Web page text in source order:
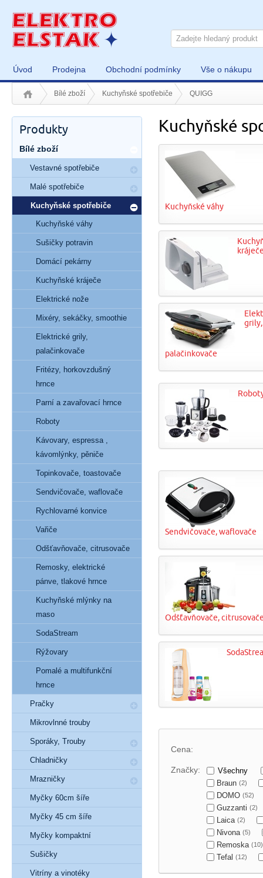
Úvod Prodejna Obchodní podmínky Vše o nákupu
Bílé zboží Kuchyňské spotřebiče QUIGG
Kuchyňské
Kuchyňské váhy
grily,
palačinkovače
Sendvičovače, waflovače
Odšťavňovače,
Cena:
Značky:
Všechny
Braun (2)
DOMO (52)
Guzzanti (2)
Laica (2)
Nivona (5)
Remoska (10)
Tefal (12)
Produkty
Bílé zboží
Vestavné spotřebiče
Malé spotřebiče
Kuchyňské spotřebiče
Kuchyňské váhy
Sušičky potravin
Domácí pekárny
Kuchyňské kráječe
Elektrické nože
Mixéry, sekáčky, smoothie
Elektrické grily,
palačinkovače
Fritézy, horkovzdušný
hrnce
Parní a zavařovací hrnce
Roboty
Kávovary, espressa ,
kávomlýnky, pěniče
Topinkovače, toastovače
Sendvičovače, waflovače
Rychlovarné konvice
Vařiče
Odšťavňovače, citrusovače
Remosky, elektrické
pánve, tlakové hrnce
Kuchyňské mlýnky na
maso
SodaStream
Rýžovary
Pomalé a multifunkční
hrnce
Pračky
Mikrovlnné trouby
Sporáky, Trouby
Chladničky
Mrazničky
Myčky 60cm šíře
Myčky 45 cm šíře
Myčky kompaktní
Sušičky
Vitríny a vinotéky